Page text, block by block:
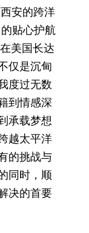
安的跨洋
贴心护航
美国长达
仅是沉甸
度过无数
到情感深
承载梦想
越太平洋
的挑战与
同时，顺
决的首要